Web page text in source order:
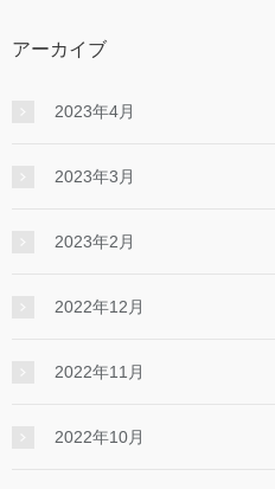
アーカイブ
2023年4月
2023年3月
2023年2月
2022年12月
2022年11月
2022年10月